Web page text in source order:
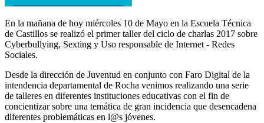
En la mañana de hoy miércoles 10 de Mayo en la Escuela Técnica
de Castillos se realizó el primer taller del ciclo de charlas 2017 sobre
Cyberbullying, Sexting y Uso responsable de Internet - Redes
Sociales.
Desde la dirección de Juventud en conjunto con Faro Digital de la
intendencia departamental de Rocha venimos realizando una serie
de talleres en diferentes instituciones educativas con el fin de
concientizar sobre una temática de gran incidencia que desencadena
diferentes problemáticas en l@s jóvenes.